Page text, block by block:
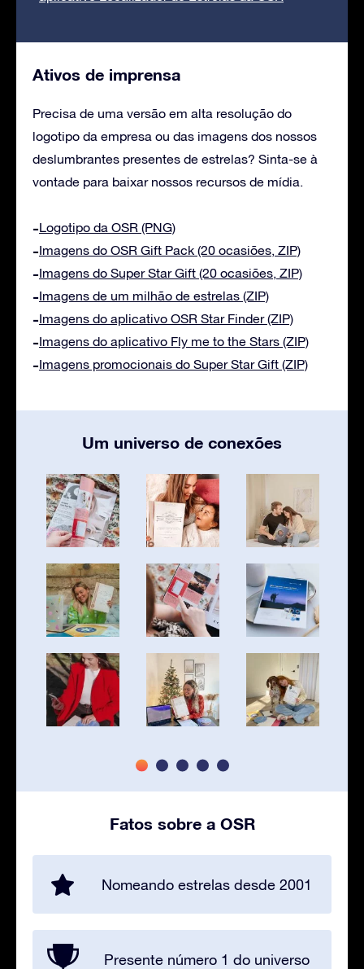
Ativos de imprensa
Precisa de uma versão em alta resolução do
logotipo da empresa ou das imagens dos nossos
deslumbrantes presentes de estrelas? Sinta-se à
vontade para baixar nossos recursos de mídia.
Logotipo da OSR (PNG)
Imagens do OSR Gift Pack (20 ocasiões, ZIP)
Imagens do Super Star Gift (20 ocasiões, ZIP)
Imagens de um milhão de estrelas (ZIP)
Imagens do aplicativo OSR Star Finder (ZIP)
Imagens do aplicativo Fly me to the Stars (ZIP)
Imagens promocionais do Super Star Gift (ZIP)
Um universo de conexões
Fatos sobre a OSR
Nomeando estrelas desde 2001
Presente número 1 do universo